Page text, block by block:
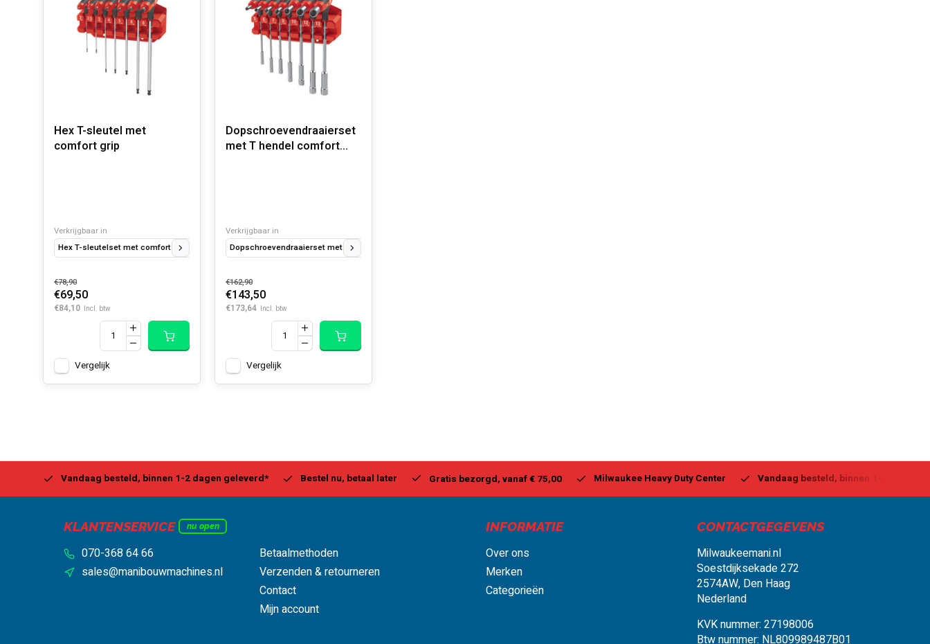
Hex T-sleutel met
comfort grip
Verkrijgbaar in
Hex T-sleutelset met comfort grip (7-delig) (2, 2.5, 3, 4, 5, 6, 8mm + rekje)
Hex T-sleutel met comfort grip 2 mm
€78,90
€69,50
€84,10 Incl. btw
Vergelijk
Dopschroevendraaierset
met T hendel comfort
Verkrijgbaar in
Dopschroevendraaierset met T hendel comfort grip (7-delig) (5, 6, 7, 8, 10, 12, 13mm + rekje)
€162,90
€143,50
€173,64 Incl. btw
Vergelijk
Vandaag besteld, binnen 1-2 dagen geleverd* Bestel nu, betaal later Gratis bezorgd, vanaf € 75,00 Milwaukee Heavy Duty Center Vandaag besteld, binnen 1-2 dagen
KLANTENSERVICE nu open
070-368 64 66
sales@manibouwmachines.nl
Betaalmethoden
Verzenden & retourneren
Contact
Mijn account
INFORMATIE
Over ons
Merken
Categorieën
CONTACTGEGEVENS
Milwaukeemani.nl
Soestdijksekade 272
2574AW, Den Haag
Nederland
KVK nummer: 27198006
Btw nummer: NL809989487B01